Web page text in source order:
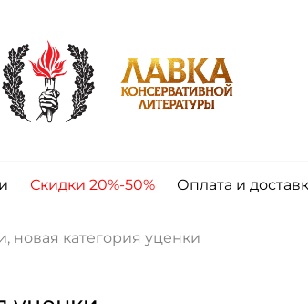
Скидки 20%-50% Оплата и
новая категория уценки